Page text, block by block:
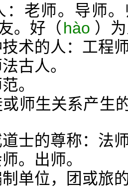
老师。导师
。好（ hào ）
术的人：工程
古人。
。
师生关系产生
士的尊称：法
。出师。
单位，团或旅